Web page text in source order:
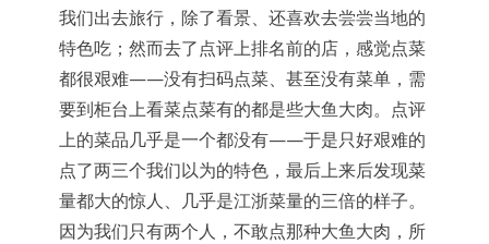
我们出去旅行，除了看景、还喜欢去尝尝当地的
特色吃；然而去了点评上排名前的店，感觉点菜
都很艰难——没有扫码点菜、甚至没有菜单，需
要到柜台上看菜点菜有的都是些大鱼大肉。点评
上的菜品几乎是一个都没有——于是只好艰难的
点了两三个我们以为的特色，最后上来后发现菜
量都大的惊人、几乎是江浙菜量的三倍的样子。
因为我们只有两个人，不敢点那种大鱼大肉，所